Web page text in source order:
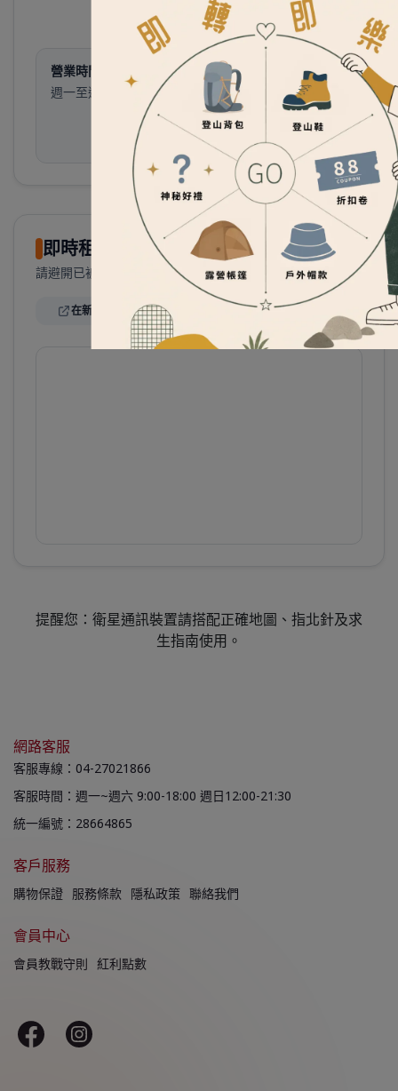
營業時間
週一至週日
12:30 ~ 21:30
即時租借預約行事曆
請避開已被預約的時段，挑選適合您行程的日期取機。
在新視窗開啟行事曆
提醒您：衛星通訊裝置請搭配正確地圖、指北針及求
生指南使用。
網路客服
客服專線：04-27021866
客服時間：週一~週六 9:00-18:00 週日12:00-21:30
統一編號：28664865
客戶服務
購物保證 服務條款 隱私政策 聯絡我們
會員中心
會員教戰守則 紅利點數